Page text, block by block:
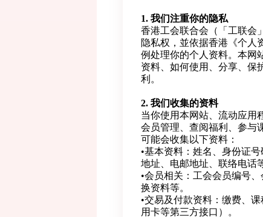
1. 我们注重你的隐私
香港工会联合会（「工联会
隐私权，並依据香港《个人
例处理你的个人资料。本网
资料、如何使用、分享、保
利。
2. 我们收集的资料
当你使用本网站、流动应用
会员管理、查阅福利、参与
可能会收集以下资料：
•基本资料：姓名、身份证
地址、电邮地址、联络电话
•会员相关：工会会员编号
换资料等。
•交易及付款资料：缴费、
用卡等第三方接口）。